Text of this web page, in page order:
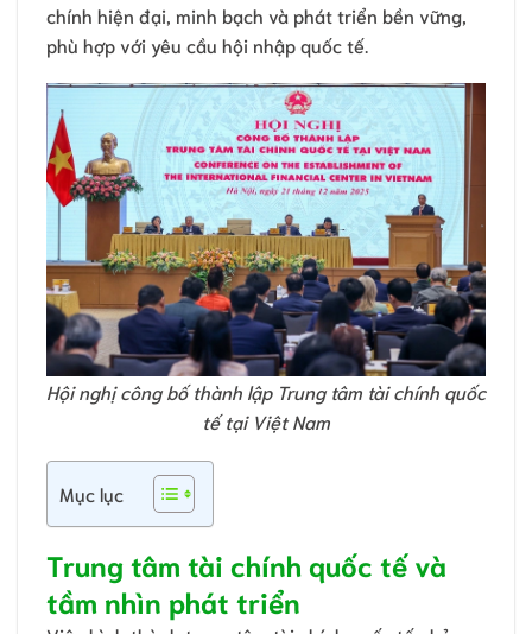
chính hiện đại, minh bạch và phát triển bền vững,
phù hợp với yêu cầu hội nhập quốc tế.
Hội nghị công bố thành lập Trung tâm tài chính quốc
tế tại Việt Nam
Mục lục
Trung tâm tài chính quốc tế và
tầm nhìn phát triển